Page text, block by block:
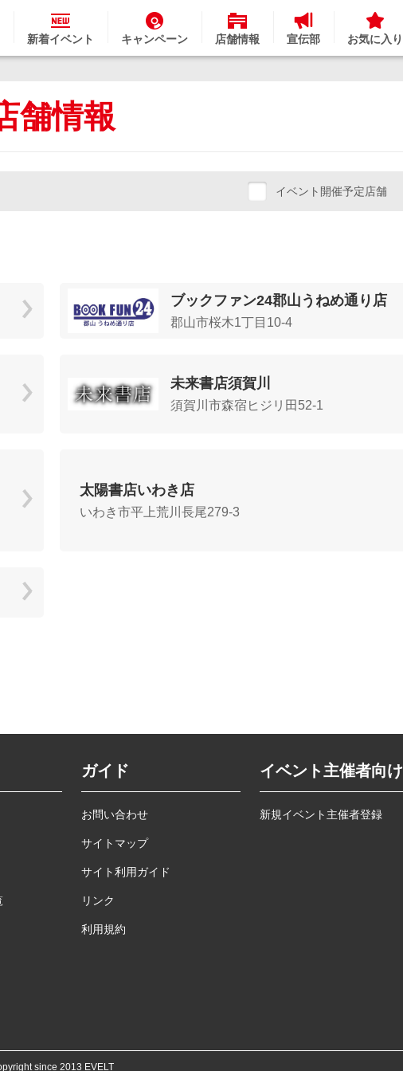
新着イベント キャンペーン 店舗情報 宣伝部 お気に入り
舗情報
イベント開催予定店舗
ブックファン24郡山うねめ通り店
郡山市桜木1丁目10-4
未来書店須賀川
須賀川市森宿ヒジリ田52-1
太陽書店いわき店
いわき市平上荒川長尾279-3
ガイド
お問い合わせ
サイトマップ
サイト利用ガイド
リンク
利用規約
イベント主催者向け
新規イベント主催者登録
since 2013 EVELT